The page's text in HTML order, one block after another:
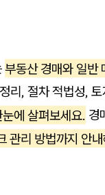
부동산 경매와 일반
리, 절차 적법성,
에 살펴보세요. 경
관리 방법까지 안